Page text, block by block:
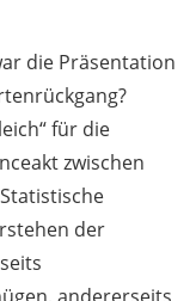
die Präsentation
für die
zwischen
der